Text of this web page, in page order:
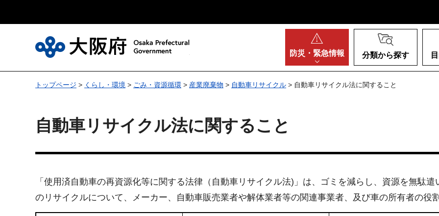
防災・ 緊急情報 分類から探す
トップページ > くらし・環境 > ごみ・資源循環 > 産業廃棄物 > 自動車リサイクル > 自動車リサイクル法に関すること
自動車リサイクル法に関すること
「使用済自動車の再資源化等に関する法律（自動車リサイクル法)」は、ゴミを減らし、資源を無駄
のリサイクルについて、メーカー、自動車販売業者や解体業者等の関連事業者、及び車の所有者の役